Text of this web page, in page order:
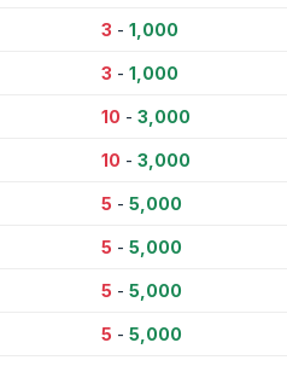
3 - 1,000
3 - 1,000
10 - 3,000
10 - 3,000
5 - 5,000
5 - 5,000
5 - 5,000
5 - 5,000